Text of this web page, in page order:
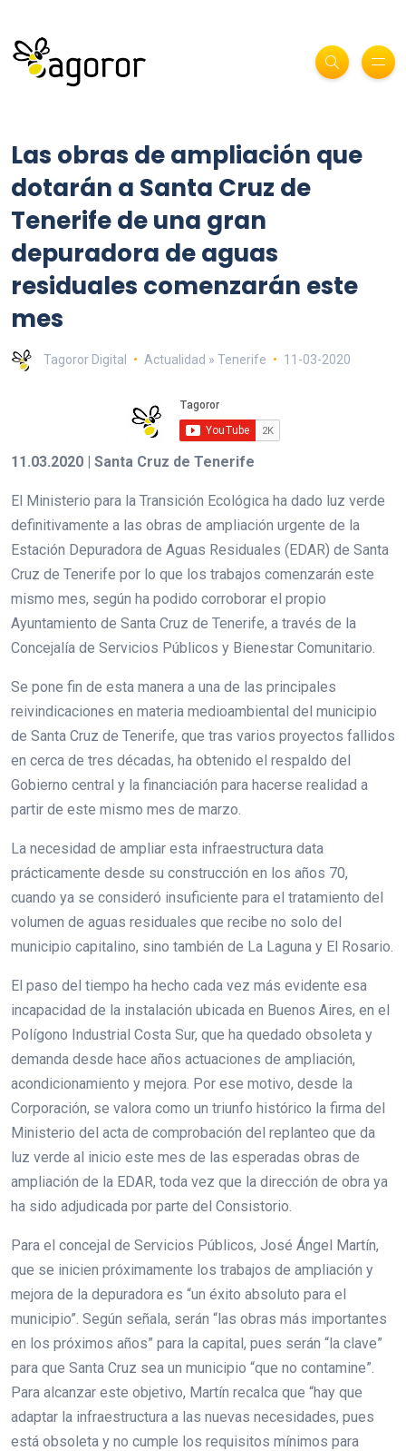
Las obras de ampliación que
dotarán a Santa Cruz de
Tenerife de una gran
depuradora de aguas
residuales comenzarán este
mes
Tagoror Digital Actualidad » Tenerife 11-03-2020
11.03.2020 | Santa Cruz de Tenerife
El Ministerio para la Transición Ecológica ha dado luz verde
definitivamente a las obras de ampliación urgente de la
Estación Depuradora de Aguas Residuales (EDAR) de Santa
Cruz de Tenerife por lo que los trabajos comenzarán este
mismo mes, según ha podido corroborar el propio
Ayuntamiento de Santa Cruz de Tenerife, a través de la
Concejalía de Servicios Públicos y Bienestar Comunitario.
Se pone fin de esta manera a una de las principales
reivindicaciones en materia medioambiental del municipio
de Santa Cruz de Tenerife, que tras varios proyectos fallidos
en cerca de tres décadas, ha obtenido el respaldo del
Gobierno central y la financiación para hacerse realidad a
partir de este mismo mes de marzo.
La necesidad de ampliar esta infraestructura data
prácticamente desde su construcción en los años 70,
cuando ya se consideró insuficiente para el tratamiento del
volumen de aguas residuales que recibe no solo del
municipio capitalino, sino también de La Laguna y El Rosario.
El paso del tiempo ha hecho cada vez más evidente esa
incapacidad de la instalación ubicada en Buenos Aires, en el
Polígono Industrial Costa Sur, que ha quedado obsoleta y
demanda desde hace años actuaciones de ampliación,
acondicionamiento y mejora. Por ese motivo, desde la
Corporación, se valora como un triunfo histórico la firma del
Ministerio del acta de comprobación del replanteo que da
luz verde al inicio este mes de las esperadas obras de
ampliación de la EDAR, toda vez que la dirección de obra ya
ha sido adjudicada por parte del Consistorio.
Para el concejal de Servicios Públicos, José Ángel Martín,
que se inicien próximamente los trabajos de ampliación y
mejora de la depuradora es “un éxito absoluto para el
municipio”. Según señala, serán “las obras más importantes
en los próximos años” para la capital, pues serán “la clave”
para que Santa Cruz sea un municipio “que no contamine”.
Para alcanzar este objetivo, Martín recalca que “hay que
adaptar la infraestructura a las nuevas necesidades, pues
está obsoleta y no cumple los requisitos mínimos para